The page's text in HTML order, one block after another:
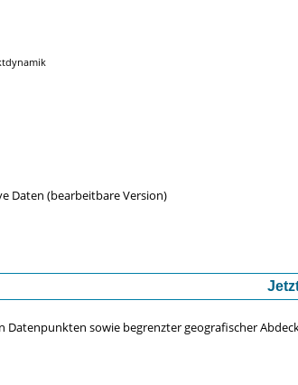
Daten (bearbeitbare Version)
Datenpunkten sowie begrenzter geografischer